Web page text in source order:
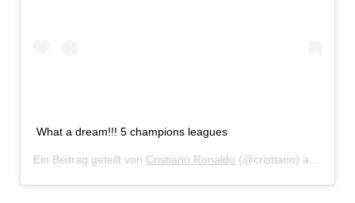
What a dream!!! 5 champions leagues
Ein Beitrag geteilt von Cristiano Ronaldo (@cristiano) am